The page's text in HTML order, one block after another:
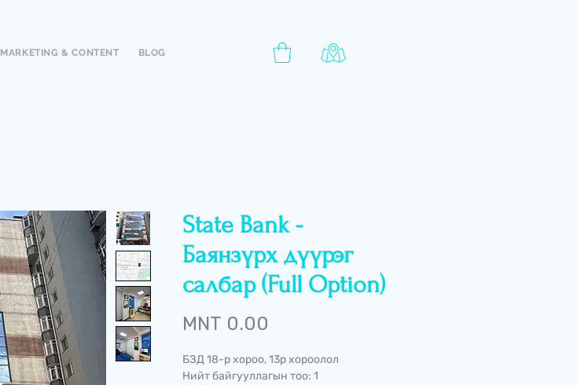
MARKETING & CONTENT BLOG
State Bank -
Баянзүрх дүүрэг
салбар (Full Option)
MNT 0.00
БЗД 18-р хороо, 13р хороолол
Нийт байгууллагын тоо: 1